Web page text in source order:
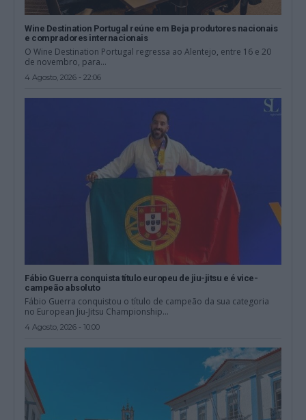
Wine Destination Portugal reúne em Beja produtores nacionais
e compradores internacionais
O Wine Destination Portugal regressa ao Alentejo, entre 16 e 20
de novembro, para...
4 Agosto, 2026 - 22:06
Fábio Guerra conquista título europeu de jiu-jitsu e é vice-
campeão absoluto
Fábio Guerra conquistou o título de campeão da sua categoria
no European Jiu-Jitsu Championship...
4 Agosto, 2026 - 10:00